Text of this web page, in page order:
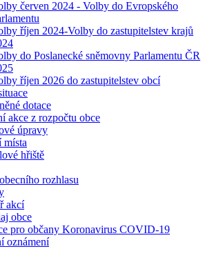
červen 2024 - Volby do Evropského
říjen 2024-Volby do zastupitelstev krajů
do Poslanecké sněmovny Parlamentu ČR
říjen 2026 do zastupitelstev obcí
dotace
akce z rozpočtu obce
úpravy
místa
hřiště
rozhlasu
akcí
obce
pro občany Koronavirus COVID-19
oznámení